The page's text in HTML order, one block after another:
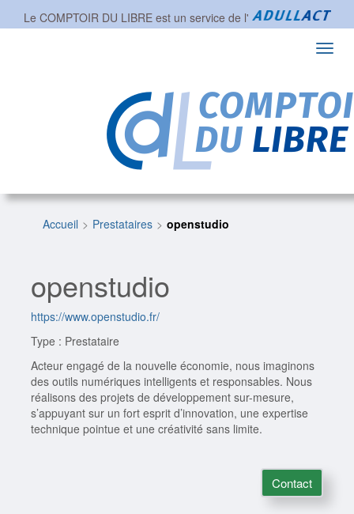
Le COMPTOIR DU LIBRE est un service de l'
Accueil Prestataires openstudio
openstudio
https://www.openstudio.fr/
Type : Prestataire
Acteur engagé de la nouvelle économie, nous imaginons
des outils numériques intelligents et responsables. Nous
réalisons des projets de développement sur-mesure,
s’appuyant sur un fort esprit d’innovation, une expertise
technique pointue et une créativité sans limite.
Contact